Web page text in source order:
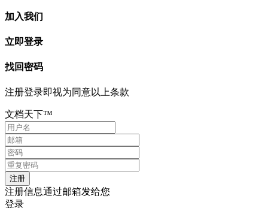
加入我们
立即登录
找回密码
注册登录即视为同意以上条款
文档天下™
注册信息通过邮箱发给您
登录